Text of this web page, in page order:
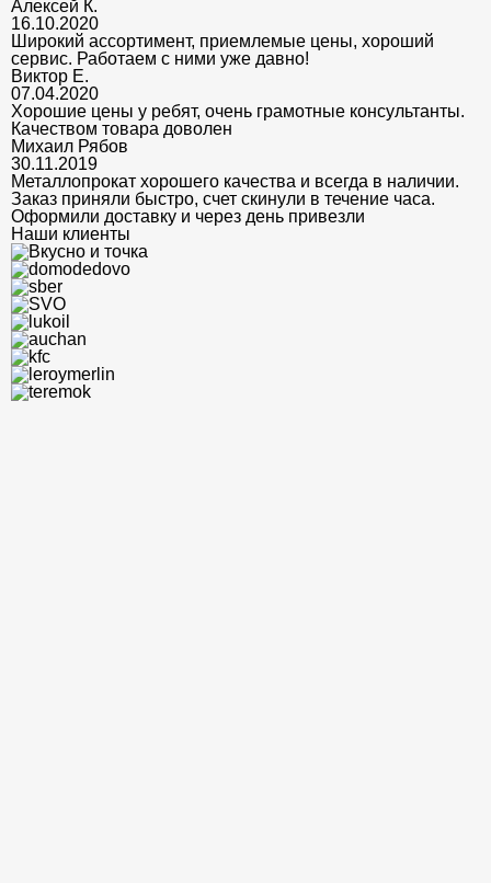
Алексей К.
16.10.2020
Широкий ассортимент, приемлемые цены, хороший
сервис. Работаем с ними уже давно!
Виктор Е.
07.04.2020
Хорошие цены у ребят, очень грамотные консультанты.
Качеством товара доволен
Михаил Рябов
30.11.2019
Металлопрокат хорошего качества и всегда в наличии.
Заказ приняли быстро, счет скинули в течение часа.
Оформили доставку и через день привезли
Наши клиенты